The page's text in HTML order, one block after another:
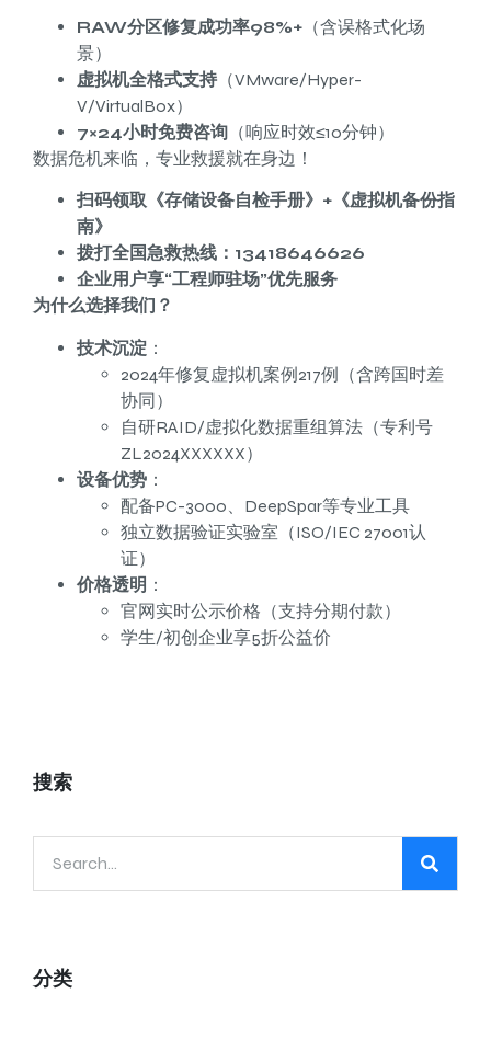
RAW分区修复成功率98%+ （含误格式化场
景）
虚拟机全格式支持 （VMware/Hyper-
V/VirtualBox）
7×24小时免费咨询 （响应时效≤10分钟）
数据危机来临，专业救援就在身边！
扫码领取《存储设备自检手册》+《虚拟机备份指
南》
拨打全国急救热线：13418646626
企业用户享“工程师驻场”优先服务
为什么选择我们？
技术沉淀 ：
2024年修复虚拟机案例217例（含跨国时差
协同）
自研RAID/虚拟化数据重组算法（专利号
ZL2024XXXXXX）
设备优势 ：
配备PC-3000、DeepSpar等专业工具
独立数据验证实验室（ISO/IEC 27001认
证）
价格透明 ：
官网实时公示价格（支持分期付款）
学生/初创企业享5折公益价
搜索
分类